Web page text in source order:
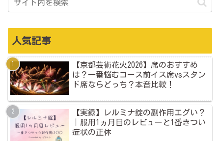
人気記事
【京都芸術花火2026】席のおすすめ
は？一番悩むコース前イス席vsスタン
ド席ならどっち？本音比較！
【実録】レルミナ錠の副作用エグい？
｜服用1ヵ月目のレビューと1番きつい
症状の正体